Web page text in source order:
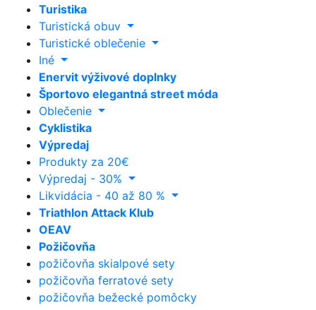
Turistika
Turistická obuv
Turistické oblečenie
Iné
Enervit výživové doplnky
Športovo elegantná street móda
Oblečenie
Cyklistika
Výpredaj
Produkty za 20€
Výpredaj - 30%
Likvidácia - 40 až 80 %
Triathlon Attack Klub
OEAV
Požičovňa
požičovňa skialpové sety
požičovňa ferratové sety
požičovňa bežecké pomôcky